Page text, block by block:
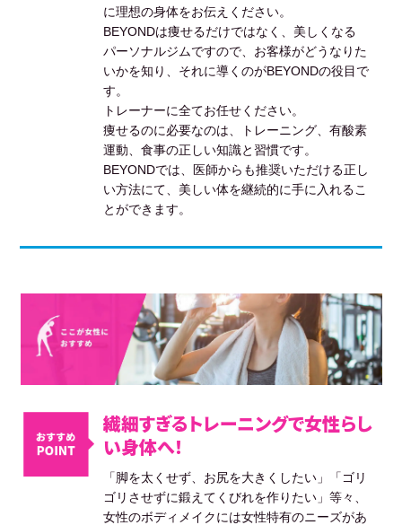
に理想の身体をお伝えください。
BEYONDは痩せるだけではなく、美しくなる
パーソナルジムですので、お客様がどうなりた
いかを知り、それに導くのがBEYONDの役目で
す。
トレーナーに全てお任せください。
痩せるのに必要なのは、トレーニング、有酸素
運動、食事の正しい知識と習慣です。
BEYONDでは、医師からも推奨いただける正し
い方法にて、美しい体を継続的に手に入れるこ
とができます。
繊細すぎるトレーニングで女性らし
い身体へ！
「脚を太くせず、お尻を大きくしたい」「ゴリ
ゴリさせずに鍛えてくびれを作りたい」等々、
女性のボディメイクには女性特有のニーズがあ